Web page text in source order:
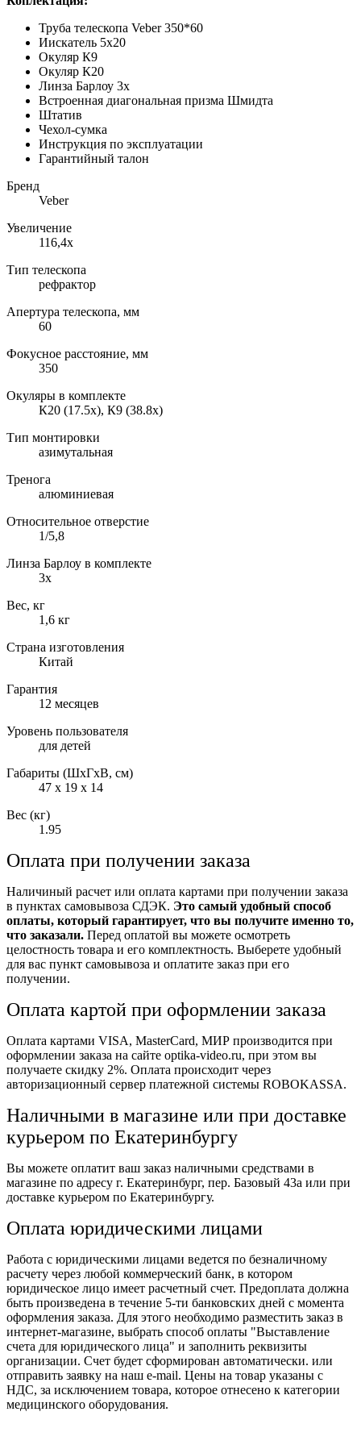
Труба телескопа Veber 350*60
Иискатель 5х20
Окуляр К9
Окуляр К20
Линза Барлоу 3х
Встроенная диагональная призма Шмидта
Штатив
Чехол-сумка
Инструкция по эксплуатации
Гарантийный талон
Бренд
Veber
Увеличение
116,4х
Тип телескопа
рефрактор
Апертура телескопа, мм
60
Фокусное расстояние, мм
350
Окуляры в комплекте
К20 (17.5x), К9 (38.8x)
Тип монтировки
азимутальная
Тренога
алюминиевая
Относительное отверстие
1/5,8
Линза Барлоу в комплекте
3х
Вес, кг
1,6 кг
Страна изготовления
Китай
Гарантия
12 месяцев
Уровень пользователя
для детей
Габариты (ШxГxВ, см)
47 x 19 x 14
Вес (кг)
1.95
Оплата при получении заказа
Наличиный расчет или оплата картами при получении заказа
в пунктах самовывоза СДЭК. Это самый удобный способ
оплаты, который гарантирует, что вы получите именно то,
что заказали. Перед оплатой вы можете осмотреть
целостность товара и его комплектность. Выберете удобный
для вас пункт самовывоза и оплатите заказ при его
получении.
Оплата картой при оформлении заказа
Оплата картами VISA, MasterCard, МИР производится при
оформлении заказа на сайте optika-video.ru, при этом вы
получаете скидку 2%. Оплата происходит через
авторизационный сервер платежной системы ROBOKASSA.
Наличными в магазине или при доставке
курьером по Екатеринбургу
Вы можете оплатит ваш заказ наличными средствами в
магазине по адресу г. Екатеринбург, пер. Базовый 43а или при
доставке курьером по Екатеринбургу.
Оплата юридическими лицами
Работа с юридическими лицами ведется по безналичному
расчету через любой коммерческий банк, в котором
юридическое лицо имеет расчетный счет. Предоплата должна
быть произведена в течение 5-ти банковских дней с момента
оформления заказа. Для этого необходимо разместить заказ в
интернет-магазине, выбрать способ оплаты "Выставление
счета для юридического лица" и заполнить реквизиты
организации. Счет будет сформирован автоматически. или
отправить заявку на наш e-mail. Цены на товар указаны с
НДС, за исключением товара, которое отнесено к категории
медицинского оборудования.